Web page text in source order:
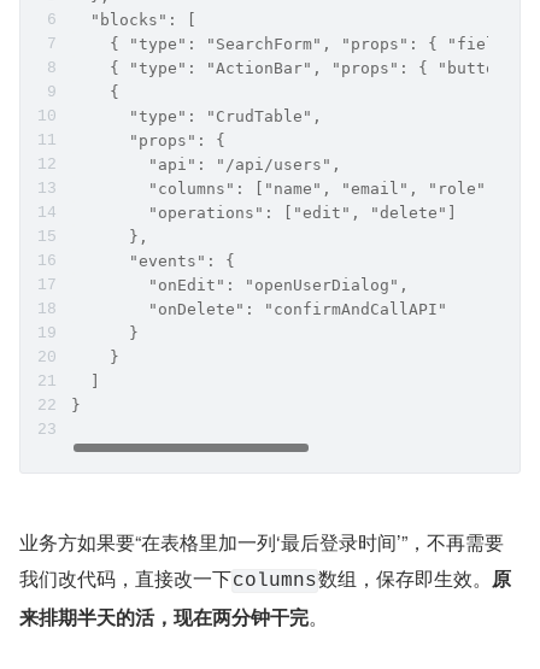
  "blocks": [
{ "type": "SearchForm", "props": {
{ "type": "ActionBar", "props": {
    {
      "type": "CrudTable",
      "props": {
        "api": "/api/users",
        "columns": ["name", "email", "role"],
        "operations": ["edit", "delete"]
      },
      "events": {
        "onEdit": "openUserDialog",
        "onDelete": "confirmAndCallAPI"
      }
    }
}
业务方如果要“在表格里加一列‘最后登录时间’”，不再需要
我们改代码，直接改一下columns数组，保存即生效。 原
来排期半天的活，现在两分钟干完。